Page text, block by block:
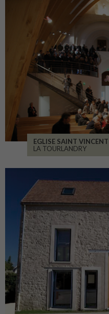
EGLISE SAINT VINCENT
LA TOURLANDRY